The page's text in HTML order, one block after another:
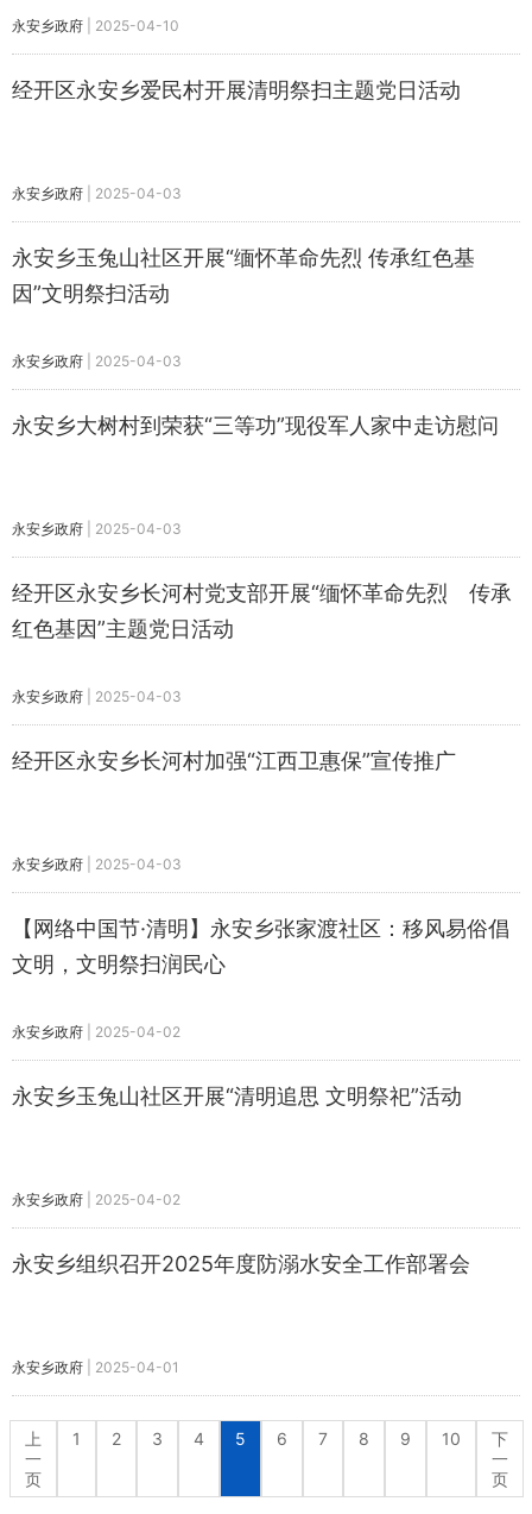
永安乡政府 2025-04-10
经开区永安乡爱民村开展清明祭扫主题党日活动
永安乡政府 2025-04-03
永安乡玉兔山社区开展“缅怀革命先烈 传承红色基
因”文明祭扫活动
永安乡政府 2025-04-03
永安乡大树村到荣获“三等功”现役军人家中走访慰问
永安乡政府 2025-04-03
经开区永安乡​长河村党支部开展“缅怀革命先烈 传承
红色基因”主题党日活动
永安乡政府 2025-04-03
经开区永安乡长河村加强“江西卫惠保”宣传推广
永安乡政府 2025-04-03
【网络中国节·清明】永安乡张家渡社区：移风易俗倡
文明，文明祭扫润民心
永安乡政府 2025-04-02
永安乡玉兔山社区开展“清明追思 文明祭祀”活动
永安乡政府 2025-04-02
永安乡组织召开2025年度防溺水安全工作部署会
永安乡政府 2025-04-01
上
一
页
1 2 3 4 5 6 7 8 9 10
下
一
页